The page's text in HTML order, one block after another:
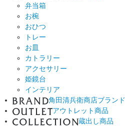
弁当箱
お椀
おひつ
トレー
お皿
カトラリー
アクセサリー
姫鏡台
インテリア
角田清兵衛商店ブランド
アウトレット商品
蔵出し商品